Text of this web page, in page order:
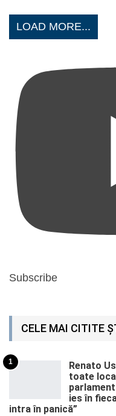
LOAD MORE...
Subscribe
CELE MAI CITITE
1
Renato
toate
ies în
intra în panică”